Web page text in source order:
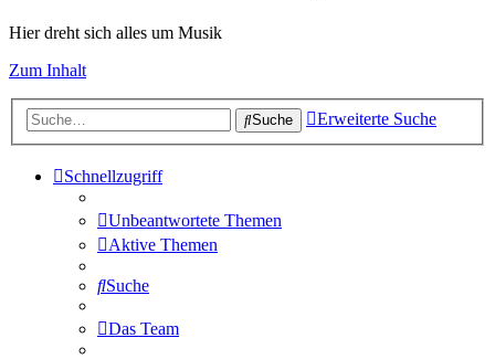
Hier dreht sich alles um Musik
Zum Inhalt
Suche Erweiterte Suche
Schnellzugriff
Unbeantwortete Themen
Aktive Themen
Suche
Das Team